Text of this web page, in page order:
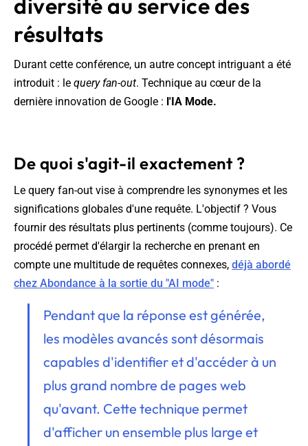
diversité au service des
résultats
Durant cette conférence, un autre concept intriguant a été
introduit : le query fan-out. Technique au cœur de la
dernière innovation de Google : l'IA Mode.
De quoi s'agit-il exactement ?
Le query fan-out vise à comprendre les synonymes et les
significations globales d'une requête. L'objectif ? Vous
fournir des résultats plus pertinents (comme toujours). Ce
procédé permet d'élargir la recherche en prenant en
compte une multitude de requêtes connexes, déjà abordé
chez Abondance à la sortie du "AI mode" :
Pendant que la réponse est générée,
les modèles avancés sont désormais
capables d'identifier et d'accéder à un
plus grand nombre de pages web
qu'avant. Cette technique permet
d'afficher un ensemble plus large et